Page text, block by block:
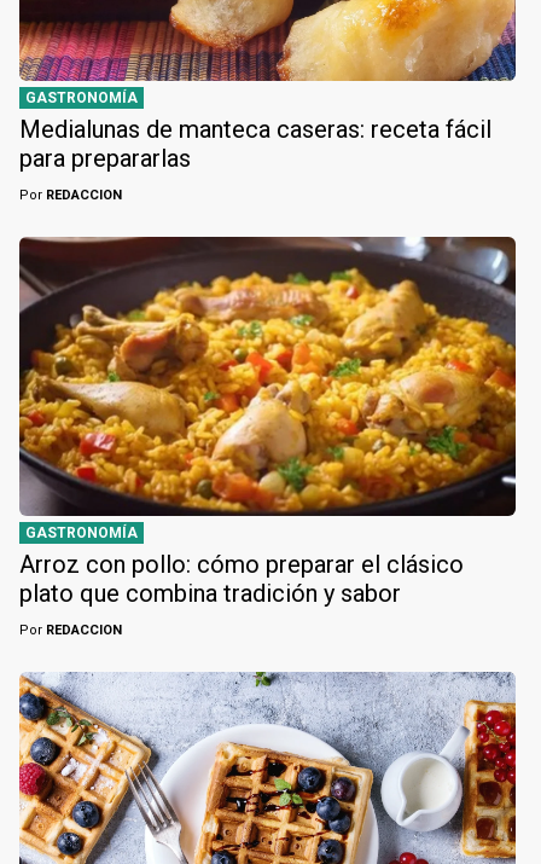
GASTRONOMÍA
Medialunas de manteca caseras: receta fácil
para prepararlas
Por REDACCION
GASTRONOMÍA
Arroz con pollo: cómo preparar el clásico
plato que combina tradición y sabor
Por REDACCION